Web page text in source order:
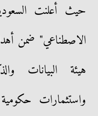
هيئة البيانات
واستثمارات